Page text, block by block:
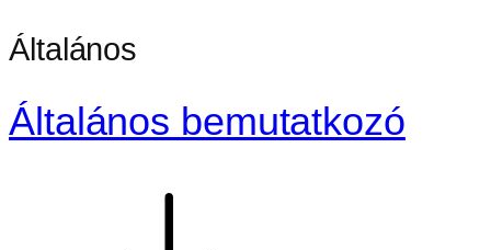
Általános
Általános bemutatkozó